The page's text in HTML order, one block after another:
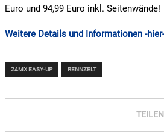
Euro und 94,99 Euro inkl. Seitenwände!
Weitere Details und Informationen -
24MX EASY-UP RENNZELT
TEILEN